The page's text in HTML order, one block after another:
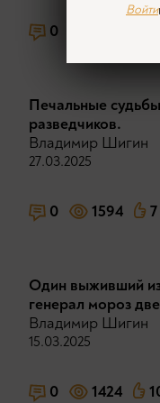
0
Печальные
разведчиков.
Владимир Шигин
27.03.2025
0 1594 7
Один выживший
генерал мороз
Владимир Шигин
15.03.2025
0 1424
Войти